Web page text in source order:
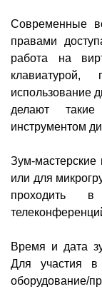
Современные
правами
работа на
использование
делают такие
инструментом
Зум-мастерские
или для
проходить
Время и дата
Для участия в
оборудование/